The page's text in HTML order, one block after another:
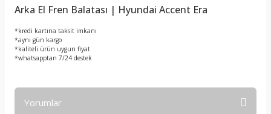
Arka El Fren Balatası | Hyundai Accent Era
*kredi kartına taksit imkanı
*aynı gün kargo
*kaliteli ürün uygun fiyat
*whatsapptan 7/24 destek
Yorumlar